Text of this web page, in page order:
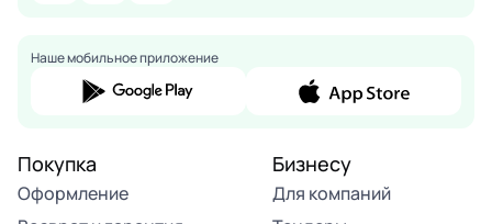
Наше мобильное приложение
Покупка
Оформление
Бизнесу
Для компаний